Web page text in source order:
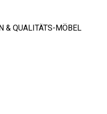
& QUALITÄTS-MÖBEL